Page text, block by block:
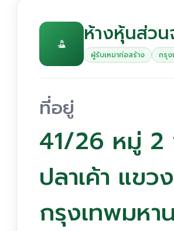
ห้างหุ้นส่ว
ผู้รับเหมาก่อสร้าง กรุง
ที่อยู่
41/26 หมู่ 2
ปลาเค้า แขว
กรุงเทพมหา